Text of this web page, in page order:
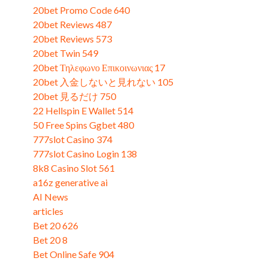
20bet Promo Code 640
20bet Reviews 487
20bet Reviews 573
20bet Twin 549
20bet Τηλεφωνο Επικοινωνιας 17
20bet 入金しないと見れない 105
20bet 見るだけ 750
22 Hellspin E Wallet 514
50 Free Spins Ggbet 480
777slot Casino 374
777slot Casino Login 138
8k8 Casino Slot 561
a16z generative ai
AI News
articles
Bet 20 626
Bet 20 8
Bet Online Safe 904